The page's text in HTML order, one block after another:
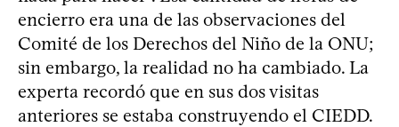
encierro era una de las observaciones del
Comité de los Derechos del Niño de la ONU;
sin embargo, la realidad no ha cambiado. La
experta recordó que en sus dos visitas
anteriores se estaba construyendo el CIEDD.